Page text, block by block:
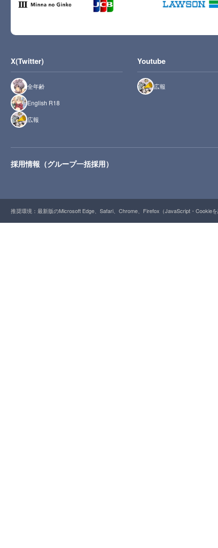
X(Twitter)
全年齢
English R18
広報
Youtube
広報
採用情報（グループ一括採用）
推奨環境：最新版のMicrosoft Edge、Safari、Chrome、Firefox（JavaScript・Cookie